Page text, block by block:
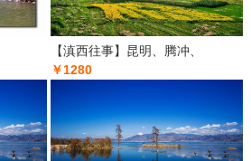
【滇西往事】昆明、腾冲、
￥1280